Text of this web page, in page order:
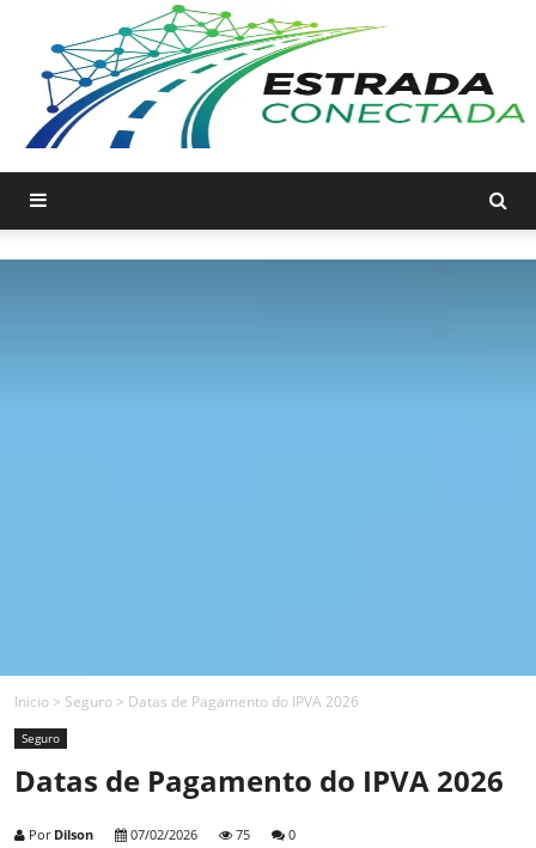
Inicio > Seguro > Datas de Pagamento do IPVA 2026
Seguro
Datas de Pagamento do IPVA 2026
Por Dilson 07/02/2026 75 0